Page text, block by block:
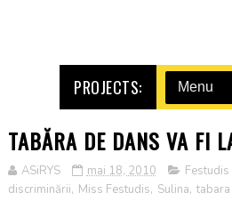
PROJECTS:
TABĂRA DE DANS VA FI
ASiRYS mai 18, 2010
discriminării, Miss Festudis, Sulina,